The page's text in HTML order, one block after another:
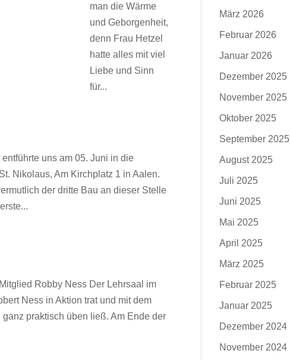
man die Wärme
und Geborgenheit,
denn Frau Hetzel
hatte alles mit viel
Liebe und Sinn
für...
uns am 05. Juni in die
Nikolaus, Am Kirchplatz 1 in Aalen.
der dritte Bau an dieser Stelle
Robby Ness Der Lehrsaal im
Ness in Aktion trat und mit dem
praktisch üben ließ. Am Ende der
März 2026
Februar 2026
Januar 2026
Dezember 2025
November 2025
Oktober 2025
September 2025
August 2025
Juli 2025
Juni 2025
Mai 2025
April 2025
März 2025
Februar 2025
Januar 2025
Dezember 2024
November 2024